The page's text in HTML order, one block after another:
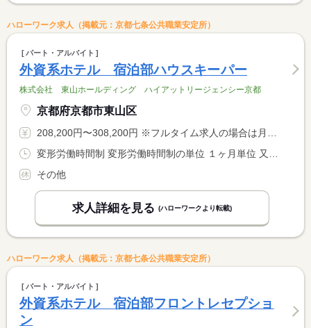
ハローワーク求人（掲載元：京都七条公共職業安定所）
パート・アルバイト
外資系ホテル 宿泊部ハウスキーパー
株式会社 東山ホールディング ハイアットリージェンシー京都
京都府京都市東山区
208,200円〜308,200円 ※フルタイム求人の場合は月額（換算額）、パート求人の場合は時間額を表示しています。
その他
求人詳細を見る (ハローワークより転載)
ハローワーク求人（掲載元：京都七条公共職業安定所）
パート・アルバイト
外資系ホテル 宿泊部フロントレセプショ
ン